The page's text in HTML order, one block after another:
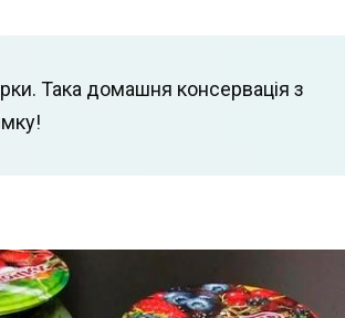
Така домашня консервація з